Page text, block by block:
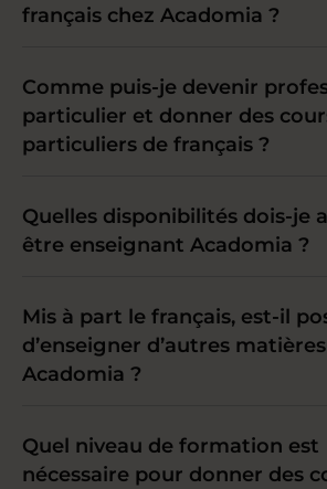
français chez Acadomia ?
Comme puis-je devenir
particulier et donner des
particuliers de français ?
Quelles disponibilités dois-je
être enseignant Acadomia ?
Mis à part le français, est-il
d’enseigner d’autres
Acadomia ?
Quel niveau de formation est
nécessaire pour donner des